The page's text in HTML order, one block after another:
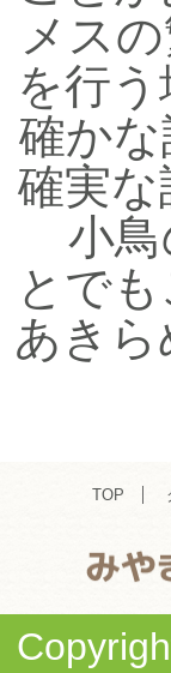
メス
を行
確か
確実
小鳥
とで
あき
TOP